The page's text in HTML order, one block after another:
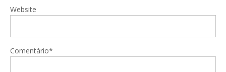
Website
Comentário*